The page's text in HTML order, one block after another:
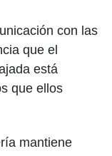
con las
que el
está
que ellos
mantiene